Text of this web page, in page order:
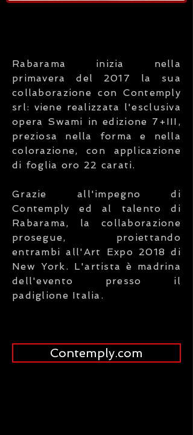
Rabarama inizia nella
primavera del 2017 la sua
collaborazione con Contemply
srl: viene realizzata l'esclusiva
opera Swami in edizione 7+III,
preziosa nella forma e nella
colorazione, con applicazione
di foglia oro 22 carati.
Grazie all'impegno di
Contemply ed al talento di
Rabarama, la collaborazione
prosegue, proiettando
entrambi all'Art Expo 2018 di
New York. L'artista è madrina
dell'evento presso il
padiglione Italia.
Contemply.com